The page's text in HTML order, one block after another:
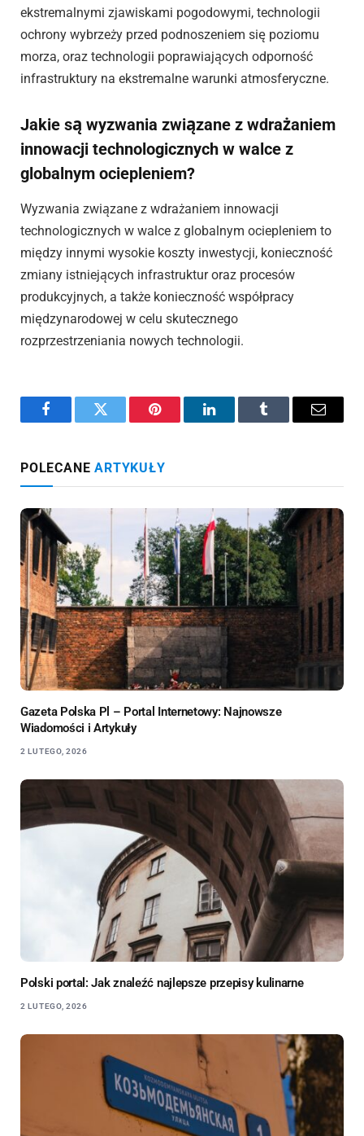
ekstremalnymi zjawiskami pogodowymi, technologii
ochrony wybrzeży przed podnoszeniem się poziomu
morza, oraz technologii poprawiających odporność
infrastruktury na ekstremalne warunki atmosferyczne.
Jakie są wyzwania związane z wdrażaniem
innowacji technologicznych w walce z
globalnym ociepleniem?
Wyzwania związane z wdrażaniem innowacji
technologicznych w walce z globalnym ociepleniem to
między innymi wysokie koszty inwestycji, konieczność
zmiany istniejących infrastruktur oraz procesów
produkcyjnych, a także konieczność współpracy
międzynarodowej w celu skutecznego
rozprzestrzeniania nowych technologii.
FacebookTwitter Pinterest LinkedInTumblr Email
POLECANEARTYKUŁY
Gazeta Polska Pl – Portal Internetowy: Najnowsze
Wiadomości i Artykuły
2 LUTEGO, 2026
Polski portal: Jak znaleźć najlepsze przepisy kulinarne
2 LUTEGO, 2026